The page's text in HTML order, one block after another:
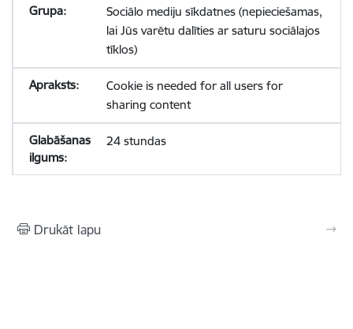
Sociālo mediju sīkdatnes (nepieciešamas,
lai Jūs varētu dalīties ar saturu sociālajos
tīklos)
Cookie is needed for all users for
sharing content
24 stundas
Drukāt lapu